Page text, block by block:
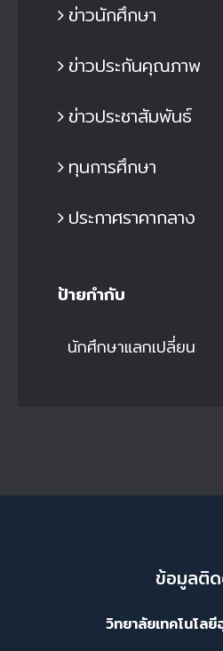
ข่าวนักศึกษา
ข่าวประกันคุณภาพ
ข่าวประชาสัมพันธ์
ทุนการศึกษา
ประกาศราคากลาง
ป้ายกำกับ
นักศึกษาแลกเปลี่ยน
ข้อมูลติ
วิทยาลัยเทคโนโล